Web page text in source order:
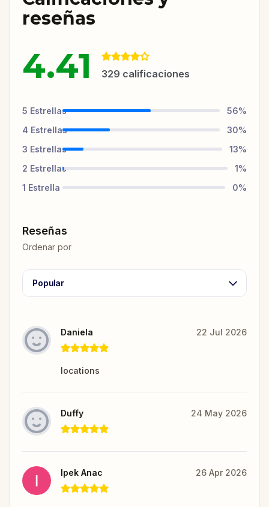
reseñas
4.41 329 calificaciones
5 Estrellas 56%
4 Estrellas 30%
3 Estrellas 13%
2 Estrellas 1%
1 Estrella 0%
Reseñas
Ordenar por
Popular
Daniela 22 Jul 2026
locations
Duffy 24 May 2026
Ipek Anac 26 Apr 2026